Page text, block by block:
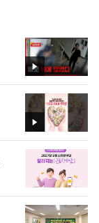
영
상
영
상